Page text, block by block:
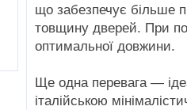
що забезпечує більше
товщину дверей. При
оптимальної довжини.
Ще одна перевага —
італійською